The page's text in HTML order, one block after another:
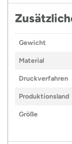
Gewicht
Material
Druckverfahren
Produktionsland
Größe